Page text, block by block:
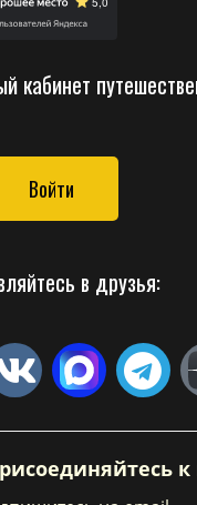
кабинет
Войти
в друзья: